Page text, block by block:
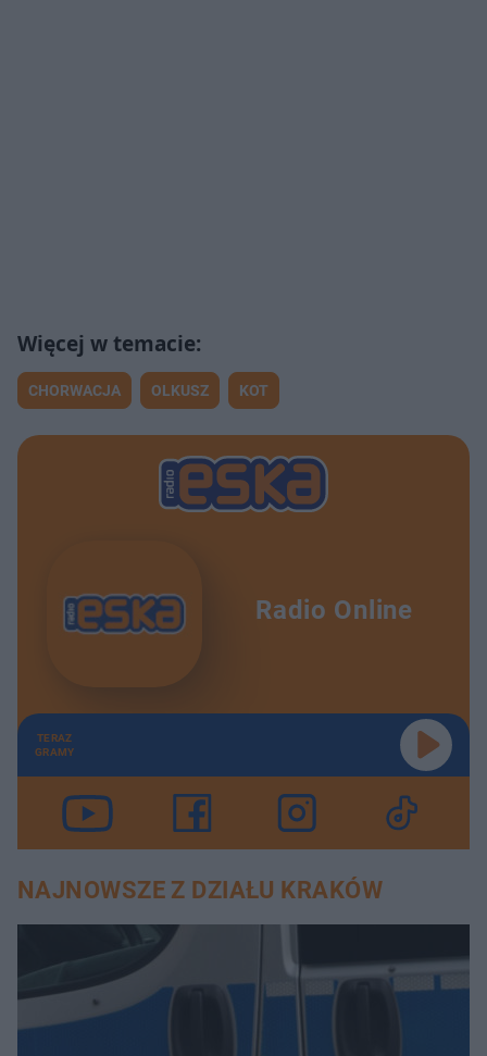
CHORWACJA OLKUSZ KOT
Radio Online
TERAZ
GRAMY
NAJNOWSZE Z DZIAŁU KRAKÓW